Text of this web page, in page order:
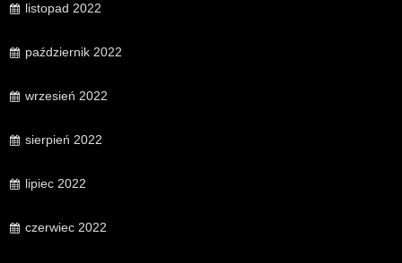
listopad 2022
październik 2022
wrzesień 2022
sierpień 2022
lipiec 2022
czerwiec 2022